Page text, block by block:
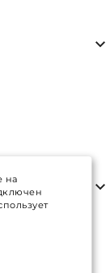
на